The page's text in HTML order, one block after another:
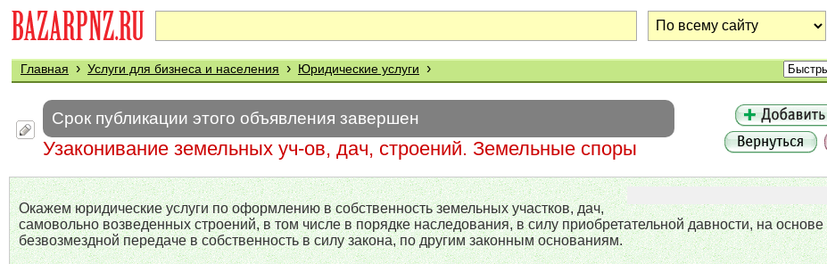
Главная › Услуги для бизнеса и населения › Юридические услуги ›
Срок публикации этого объявления завершен
Узаконивание земельных уч-ов, дач, строений. Земельные споры
Окажем юридические услуги по оформлению в собственность земельных участков, дач,
самовольно возведенных строений, в том числе в порядке наследования, в силу приобретательной давности, на основе
безвозмездной передаче в собственность в силу закона, по другим законным основаниям.